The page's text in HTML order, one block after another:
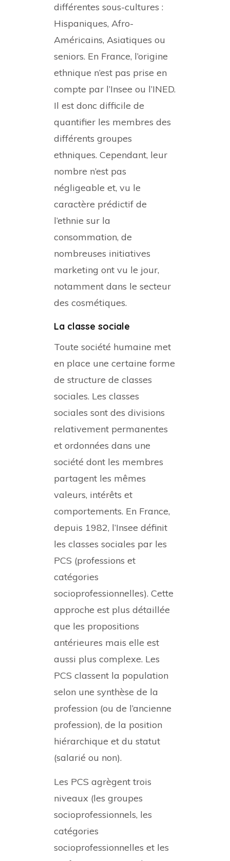
différentes sous-cultures :
Hispaniques, Afro-
Américains, Asiatiques ou
seniors. En France, l’origine
ethnique n’est pas prise en
compte par l’Insee ou l’INED.
Il est donc difficile de
quantifier les membres des
différents groupes
ethniques. Cependant, leur
nombre n’est pas
négligeable et, vu le
caractère prédictif de
l’ethnie sur la
consommation, de
nombreuses initiatives
marketing ont vu le jour,
notamment dans le secteur
des cosmétiques.
La classe sociale
Toute société humaine met
en place une certaine forme
de structure de classes
sociales. Les classes
sociales sont des divisions
relativement permanentes
et ordonnées dans une
société dont les membres
partagent les mêmes
valeurs, intérêts et
comportements. En France,
depuis 1982, l’Insee définit
les classes sociales par les
PCS (professions et
catégories
socioprofessionnelles). Cette
approche est plus détaillée
que les propositions
antérieures mais elle est
aussi plus complexe. Les
PCS classent la population
selon une synthèse de la
profession (ou de l’ancienne
profession), de la position
hiérarchique et du statut
(salarié ou non).
Les PCS agrègent trois
niveaux (les groupes
socioprofessionnels, les
catégories
socioprofessionnelles et les